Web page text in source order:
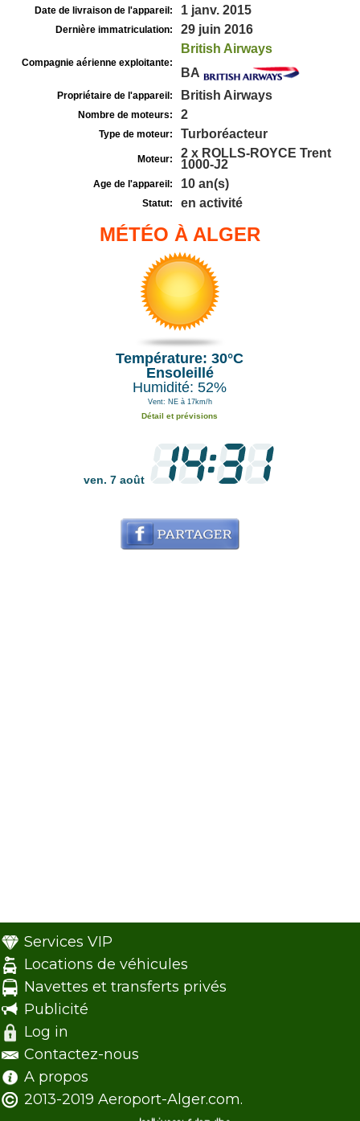
Date de livraison de l'appareil: 1 janv. 2015
Dernière immatriculation: 29 juin 2016
Compagnie aérienne exploitante:
British Airways
BA
Propriétaire de l'appareil: British Airways
Nombre de moteurs: 2
Type de moteur: Turboréacteur
Moteur:
2 x ROLLS-ROYCE Trent
1000-J2
Age de l'appareil: 10 an(s)
Statut: en activité
MÉTÉO À ALGER
Température: 30°C
Ensoleillé
Humidité: 52%
Vent: NE à 17km/h
Détail et prévisions
ven. 7 août
Services VIP
Locations de véhicules
Navettes et transferts privés
Publicité
Log in
Contactez-nous
A propos
2013-2019 Aeroport-Alger.com.